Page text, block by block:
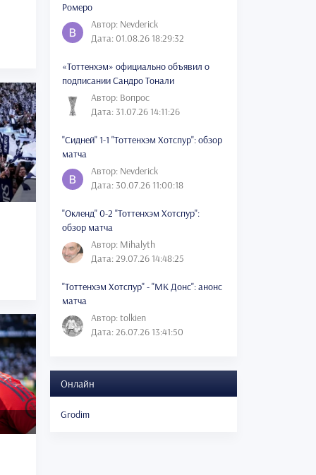
Ромеро
Автор: Nevderick
Дата: 01.08.26 18:29:32
«Тоттенхэм» официально объявил о
подписании Сандро Тонали
Автор: Вопрос
Дата: 31.07.26 14:11:26
"Сидней" 1-1 "Тоттенхэм Хотспур": обзор
матча
Автор: Nevderick
Дата: 30.07.26 11:00:18
"Окленд" 0-2 "Тоттенхэм Хотспур":
обзор матча
Автор: Mihalyth
Дата: 29.07.26 14:48:25
"Тоттенхэм Хотспур" - "МК Донс": анонс
матча
Автор: tolkien
Дата: 26.07.26 13:41:50
Онлайн
Grodim